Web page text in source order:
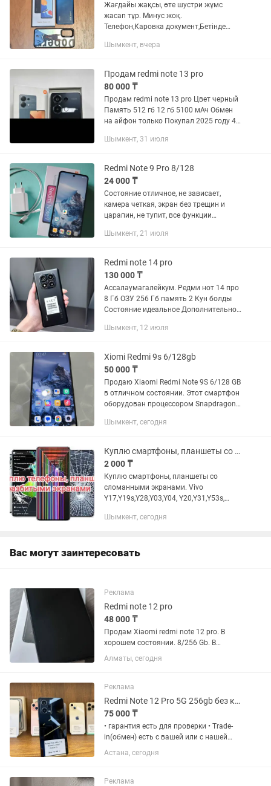
Жағдайы жақсы, өте шустри жұмс
жасап тұр. Минус жоқ.
Телефон,Каровка документ,Бетінде
Номерде Batsabym бар ағайын если
Шымкент, вчера
Продам redmi note 13 pro
80 000 ₸
Продам redmi note 13 pro Цвет черный
Память 512 гб 12 гб 5100 мАч Обмен
на айфон только Покупал 2025 году 4
Шымкент, 31 июля
Redmi Note 9 Pro 8/128
24 000 ₸
Состояние отличное, не зависает,
камера четкая, экран без трещин и
царапин, не тупит, все функции
только отсутствует задняя
Шымкент, 21 июля
Redmi note 14 pro
130 000 ₸
Ассалаумагалейкум. Редми нот 14 про
8 Гб ОЗУ 256 Гб память 2 Кун болды
Состояние идеальное Дополнительно:
зарядка бар Коробка+гарантия 3 жыл
Шымкент, 12 июля
Xiomi Redmi 9s 6/128gb
50 000 ₸
Продаю Xiaomi Redmi Note 9S 6/128 GB
в отличном состоянии. Этот смартфон
оборудован процессором Snapdragon
на 5020 матч для долгого времени
Шымкент, сегодня
Куплю смартфоны, планшеты со сломанными экранами
2 000 ₸
Куплю смартфоны, планшеты со
сломанными экранами. Vivo
Y17,Y19s,Y28,Y03,Y04, Y20,Y31,Y53s,
А3,А3х,А5,note 8,9,Oppo A3,
Шымкент, сегодня
Вас могут заинтересовать
Реклама
Redmi note 12 pro
48 000 ₸
Продам Xiaomi redmi note 12 pro. В
хорошем состоянии. 8/256 Gb. В
ремонте не был.
Алматы, сегодня
Реклама
Redmi Note 12 Pro 5G 256gb без коробки Рассрочка 0 0 12
75 000 ₸
• гарантия есть для проверки • Trade-
in(обмен) есть с вашей или с нашей
доплатой Наш адрес: Г.Астана Ул
Жанкент 96 Брайт Маркет для точной
работы с 10:00 до 00;00...
Астана, сегодня
Реклама